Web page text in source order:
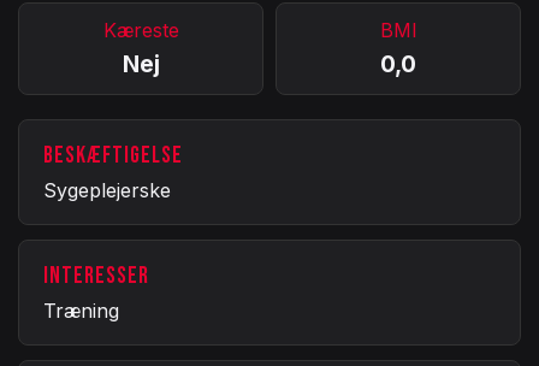
Kæreste
Nej
BMI
0,0
BESKÆFTIGELSE
Sygeplejerske
INTERESSER
Træning